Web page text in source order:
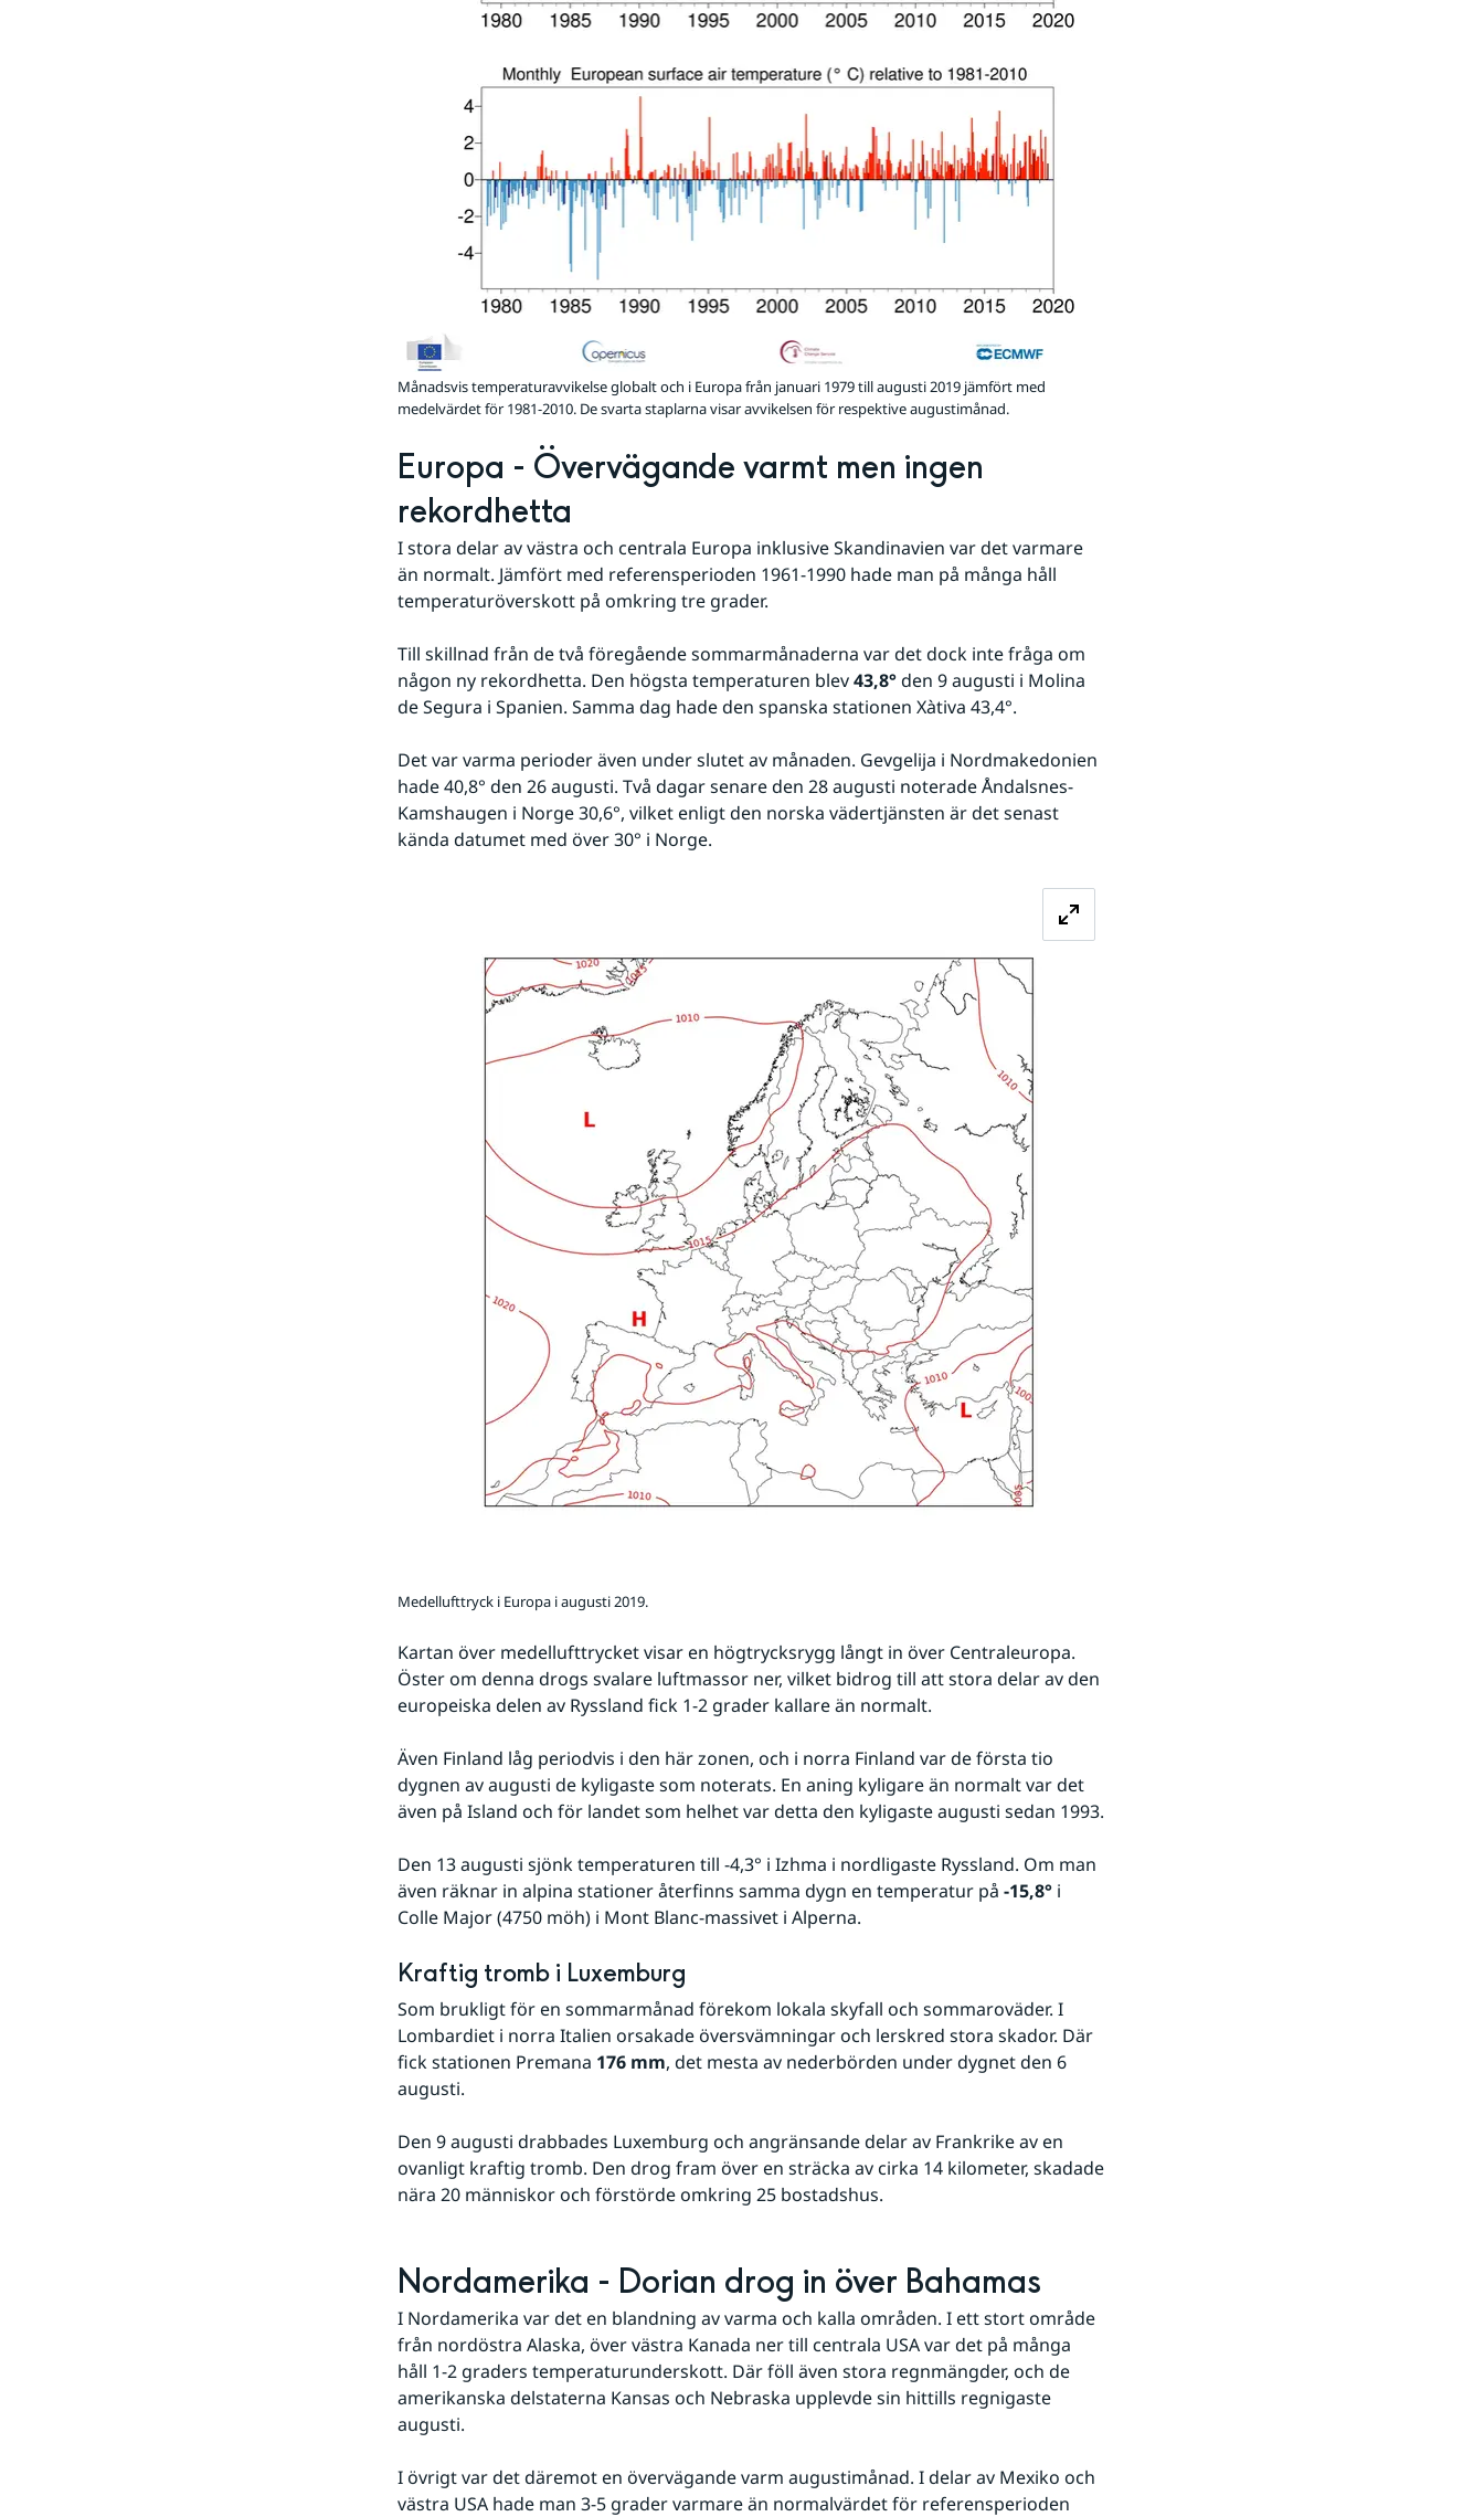
Månadsvis temperaturavvikelse globalt och i Europa från januari 1979 till augusti 2019 jämfört med
medelvärdet för 1981-2010. De svarta staplarna visar avvikelsen för respektive augustimånad.
Europa - Övervägande varmt men ingen
rekordhetta
I stora delar av västra och centrala Europa inklusive Skandinavien var det varmare
än normalt. Jämfört med referensperioden 1961-1990 hade man på många håll
temperaturöverskott på omkring tre grader.
Till skillnad från de två föregående sommarmånaderna var det dock inte fråga om
någon ny rekordhetta. Den högsta temperaturen blev 43,8° den 9 augusti i Molina
de Segura i Spanien. Samma dag hade den spanska stationen Xàtiva 43,4°.
Det var varma perioder även under slutet av månaden. Gevgelija i Nordmakedonien
hade 40,8° den 26 augusti. Två dagar senare den 28 augusti noterade Åndalsnes-
Kamshaugen i Norge 30,6°, vilket enligt den norska vädertjänsten är det senast
kända datumet med över 30° i Norge.
Medellufttryck i Europa i augusti 2019.
Kartan över medellufttrycket visar en högtrycksrygg långt in över Centraleuropa.
Öster om denna drogs svalare luftmassor ner, vilket bidrog till att stora delar av den
europeiska delen av Ryssland fick 1-2 grader kallare än normalt.
Även Finland låg periodvis i den här zonen, och i norra Finland var de första tio
dygnen av augusti de kyligaste som noterats. En aning kyligare än normalt var det
även på Island och för landet som helhet var detta den kyligaste augusti sedan 1993.
Den 13 augusti sjönk temperaturen till -4,3° i Izhma i nordligaste Ryssland. Om man
även räknar in alpina stationer återfinns samma dygn en temperatur på -15,8° i
Colle Major (4750 möh) i Mont Blanc-massivet i Alperna.
Kraftig tromb i Luxemburg
Som brukligt för en sommarmånad förekom lokala skyfall och sommaroväder. I
Lombardiet i norra Italien orsakade översvämningar och lerskred stora skador. Där
fick stationen Premana 176 mm, det mesta av nederbörden under dygnet den 6
augusti.
Den 9 augusti drabbades Luxemburg och angränsande delar av Frankrike av en
ovanligt kraftig tromb. Den drog fram över en sträcka av cirka 14 kilometer, skadade
nära 20 människor och förstörde omkring 25 bostadshus.
Nordamerika - Dorian drog in över Bahamas
I Nordamerika var det en blandning av varma och kalla områden. I ett stort område
från nordöstra Alaska, över västra Kanada ner till centrala USA var det på många
håll 1-2 graders temperaturunderskott. Där föll även stora regnmängder, och de
amerikanska delstaterna Kansas och Nebraska upplevde sin hittills regnigaste
augusti.
I övrigt var det däremot en övervägande varm augustimånad. I delar av Mexiko och
västra USA hade man 3-5 grader varmare än normalvärdet för referensperioden